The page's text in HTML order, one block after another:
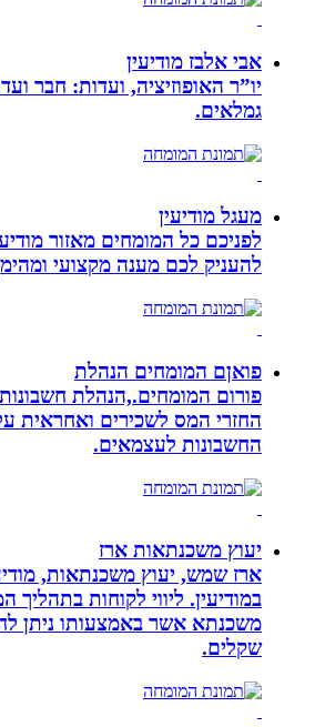
אבי אלבז מודיעין
יו”ר האופוזיציה, ועדות: חבר ועדת
גמלאים.
מעגל מודיעין
לפניכם כל המומחים מאזור מודיעין
להעניק לכם מענה מקצועי ומהימן
פואןם המומחים הנהלת
פורום המומחים.,הנהלת חשבונותן,
החזרי המס לשכירים ואחראית על
החשבונות לעצמאים.
יעוץ משכנתאות ארז
ארז שמש, יעוץ משכנתאות, מודיעין,
במודיעין. ליווי לקוחות בתהליך
משכנתא אשר באמצעותו ניתן לחסוך
שקלים.